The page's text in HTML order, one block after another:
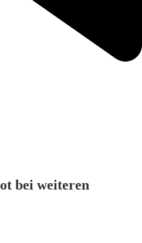
bei weiteren